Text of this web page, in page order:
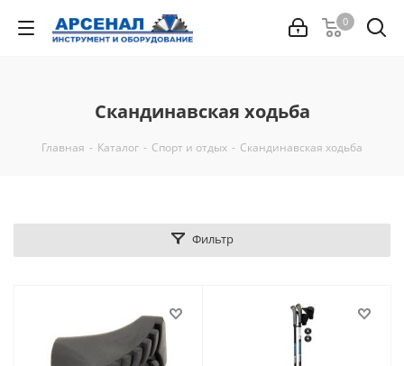
0
Скандинавская ходьба
Главная - Каталог - Спорт и отдых - Скандинавская ходьба
Фильтр